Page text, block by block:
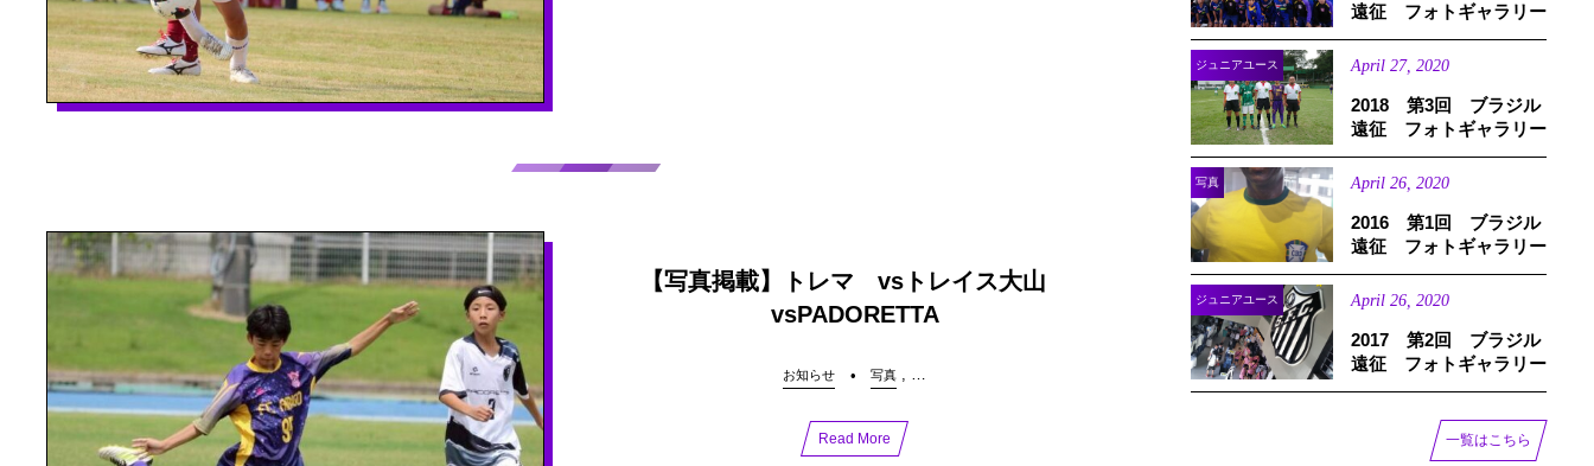
【写真掲載】トレマ vsトレイス大山
vsPADORETTA
お知らせ 写真 , …
Read More
遠征 フォトギャラリー
ジュニアユース April 27, 2020
2018 第3回 ブラジル
遠征 フォトギャラリー
写真 April 26, 2020
2016 第1回 ブラジル
遠征 フォトギャラリー
ジュニアユース April 26, 2020
2017 第2回 ブラジル
遠征 フォトギャラリー
一覧はこちら